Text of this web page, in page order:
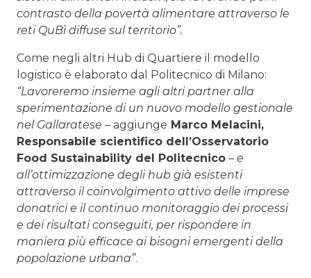
contrasto della povertà alimentare attraverso le
reti QuBì diffuse sul territorio”.
Come negli altri Hub di Quartiere il modello
logistico è elaborato dal Politecnico di Milano:
“Lavoreremo insieme agli altri partner alla
sperimentazione di un nuovo modello gestionale
nel Gallaratese – aggiunge Marco Melacini,
Responsabile scientifico dell’Osservatorio
Food Sustainability del Politecnico – e
all’ottimizzazione degli hub già esistenti
attraverso il coinvolgimento attivo delle imprese
donatrici e il continuo monitoraggio dei processi
e dei risultati conseguiti, per rispondere in
maniera più efficace ai bisogni emergenti della
popolazione urbana”.